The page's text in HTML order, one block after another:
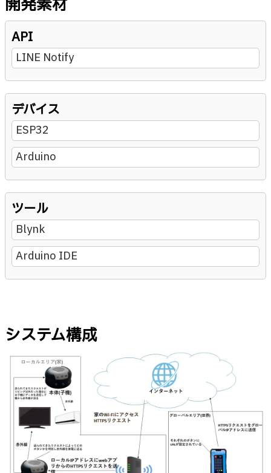
開発素材
API
LINE Notify
デバイス
ESP32
Arduino
ツール
Blynk
Arduino IDE
システム構成